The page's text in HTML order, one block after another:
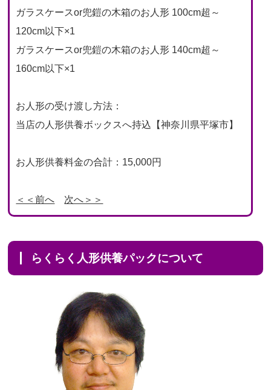
ガラスケースor兜鎧の木箱のお人形 100cm超～
120cm以下×1
ガラスケースor兜鎧の木箱のお人形 140cm超～
160cm以下×1
お人形の受け渡し方法：
当店の人形供養ボックスへ持込【神奈川県平塚市】
お人形供養料金の合計：15,000円
＜＜前へ 次へ＞＞
らくらく人形供養パックについて